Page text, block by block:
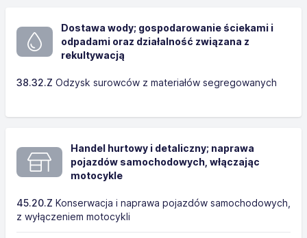
Dostawa wody; gospodarowanie ściekami i
odpadami oraz działalność związana z
rekultywacją
38.32.Z Odzysk surowców z materiałów segregowanych
Handel hurtowy i detaliczny; naprawa
pojazdów samochodowych, włączając
motocykle
45.20.Z Konserwacja i naprawa pojazdów samochodowych,
z wyłączeniem motocykli